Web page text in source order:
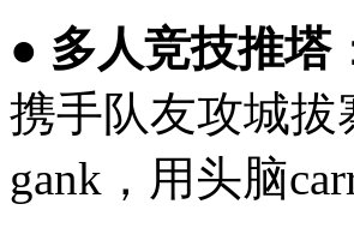
● 多人竞技推塔
携手队友攻城
gank，用头脑